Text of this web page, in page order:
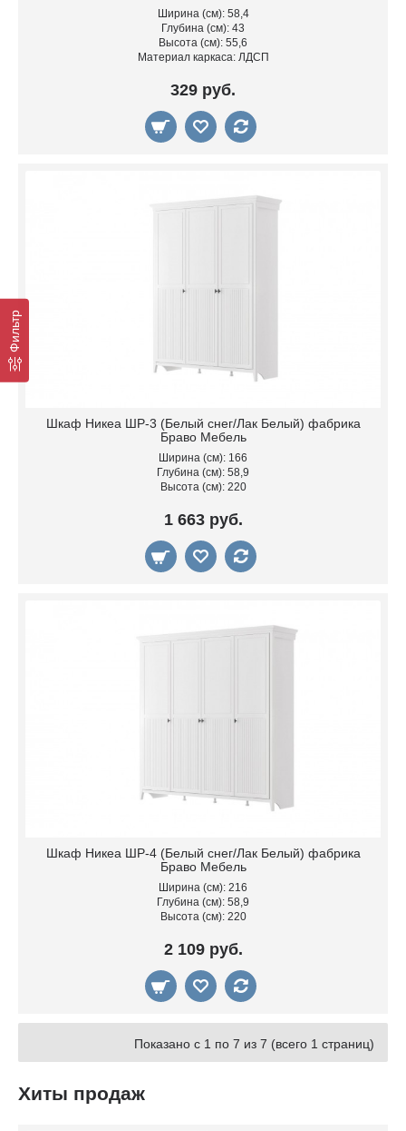
Фильтр
Ширина (см): 58,4
Глубина (см): 43
Высота (см): 55,6
Материал каркаса: ЛДСП
329 руб.
Шкаф Никеа ШР-3 (Белый снег/Лак Белый) фабрика
Браво Мебель
Ширина (см): 166
Глубина (см): 58,9
Высота (см): 220
1 663 руб.
Шкаф Никеа ШР-4 (Белый снег/Лак Белый) фабрика
Браво Мебель
Ширина (см): 216
Глубина (см): 58,9
Высота (см): 220
2 109 руб.
Показано с 1 по 7 из 7 (всего 1 страниц)
Хиты продаж